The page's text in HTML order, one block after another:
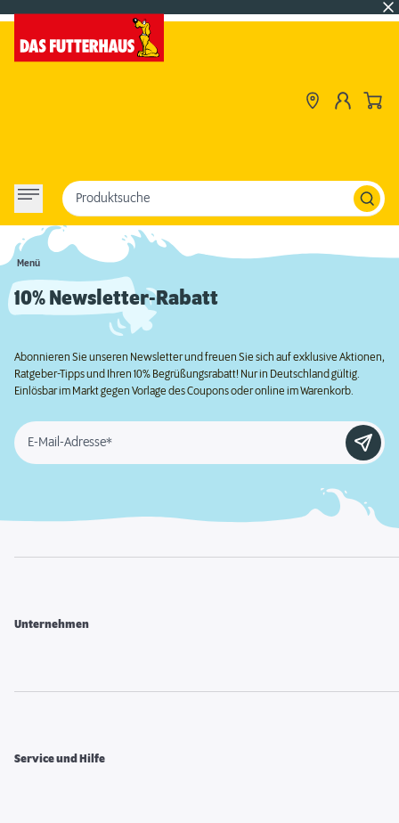
Menü
Produktsuche
10% Newsletter-Rabatt
Abonnieren Sie unseren Newsletter und freuen Sie sich auf exklusive Aktionen,
Ratgeber-Tipps und Ihren 10% Begrüßungsrabatt! Nur in Deutschland gültig.
Einlösbar im Markt gegen Vorlage des Coupons oder online im Warenkorb.
E-Mail-Adresse*
Unternehmen
Service und Hilfe